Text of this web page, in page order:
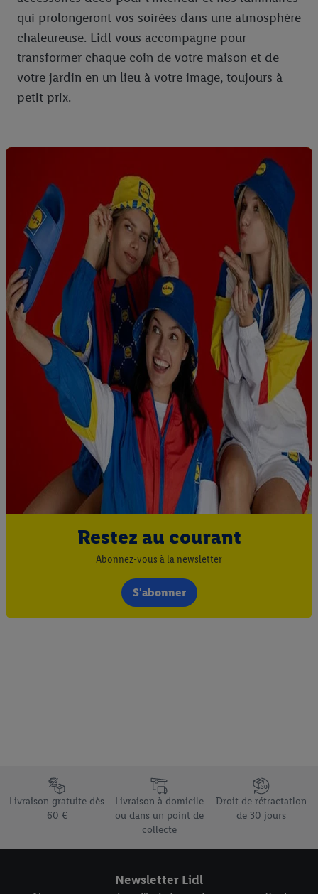
qui prolongeront vos soirées dans une atmosphère
chaleureuse. Lidl vous accompagne pour
transformer chaque coin de votre maison et de
votre jardin en un lieu à votre image, toujours à
petit prix.
Restez au courant
Abonnez-vous à la newsletter
S'abonner
Élément du pied de page avec les différents arguments de
Livraison gratuite dès
60 €
Livraison à domicile
ou dans un point de
collecte
Droit de rétractation
de 30 jours
Newsletter Lidl